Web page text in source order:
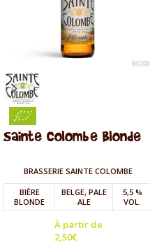
Sainte Colombe Blonde
BRASSERIE SAINTE COLOMBE
BIÈRE
BLONDE
BELGE, PALE
ALE
5,5 %
VOL.
À partir de
2,50€